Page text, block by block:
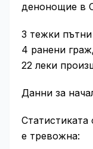
денонощие в
3 тежки
4 ранени
22 леки
Данни за
е тревожна: